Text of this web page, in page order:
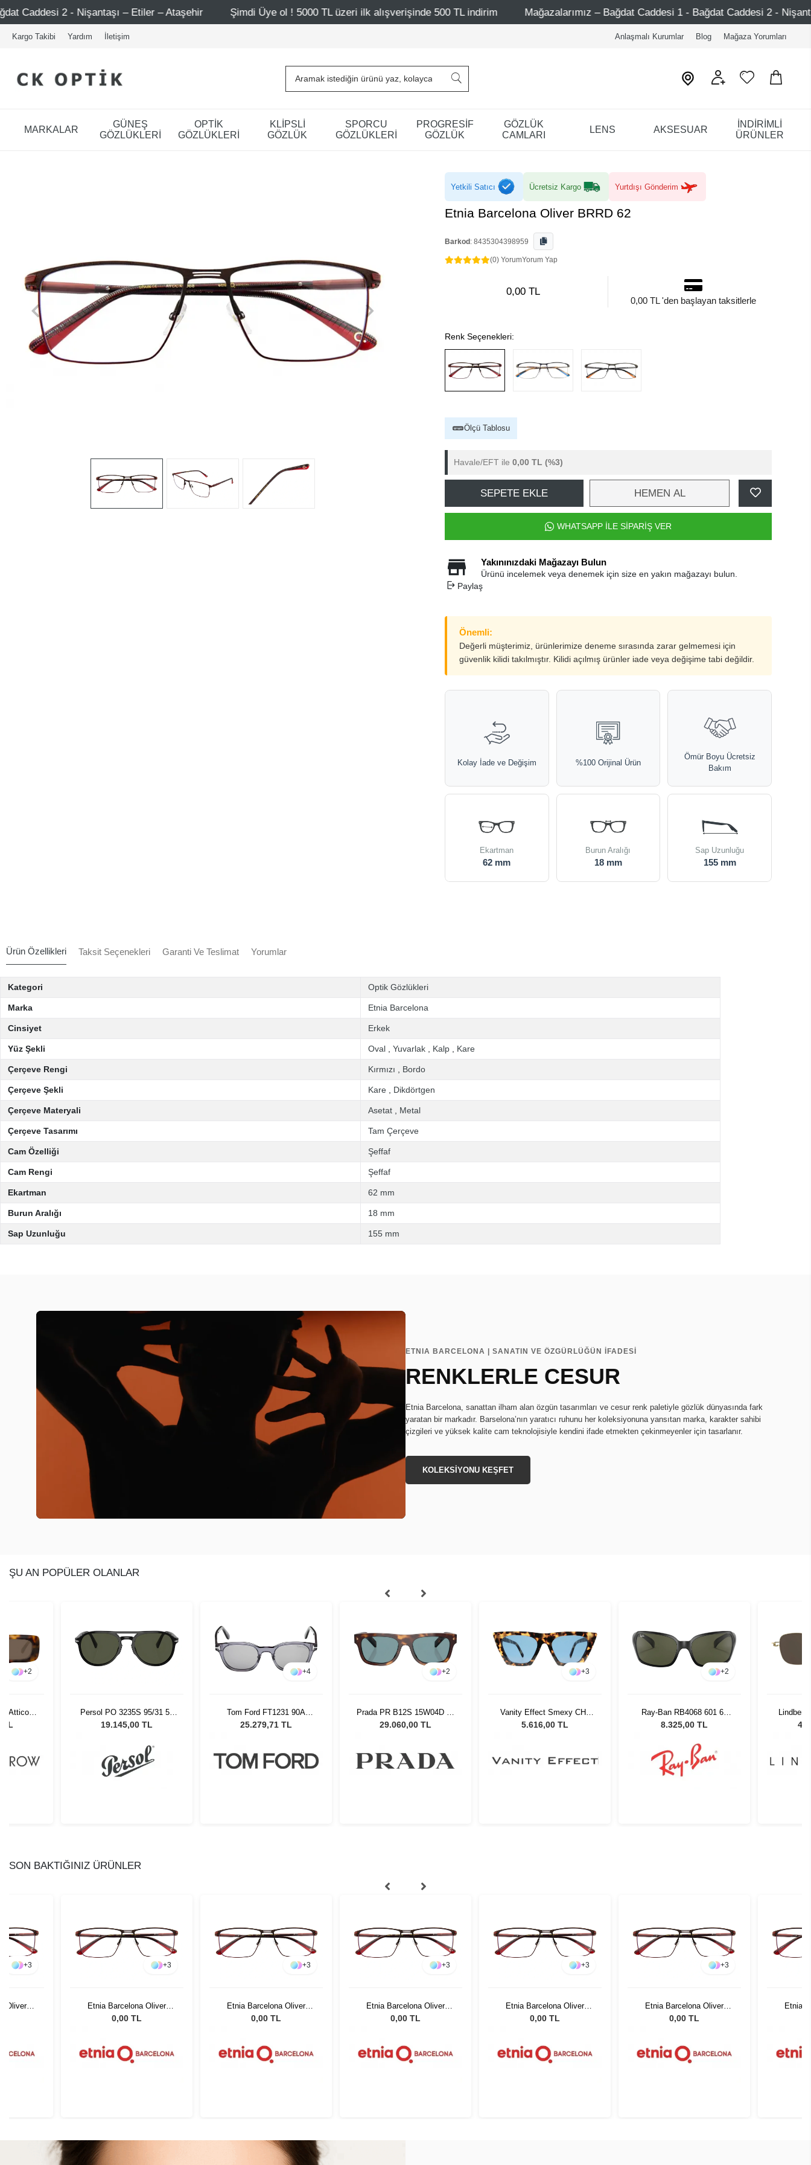
– Etiler – Ataşehir Şimdi Üye ol ! 5000 TL üzeri ilk alışverişinde 500 TL indirim Mağazalarımız – Bağdat Caddesi 1 - Bağdat Caddesi 2 - Nişantaşı – Etiler –
Kargo Takibi Yardım İletişim Anlaşmalı Kurumlar Blog Mağaza Yorumları
MARKALAR
GÜNEŞ
GÖZLÜKLERİ
OPTİK
GÖZLÜKLERİ
KLİPSLİ
GÖZLÜK
SPORCU
GÖZLÜKLERİ
PROGRESİF
GÖZLÜK
GÖZLÜK
CAMLARI
LENS AKSESUAR
İNDİRİMLİ
ÜRÜNLER
Yetkili Satıcı Ücretsiz Kargo Yurtdışı Gönderim
Etnia Barcelona Oliver BRRD 62
Barkod : 8435304398959
(0) YorumYorum Yap
0,00 TL
0,00 TL 'den başlayan taksitlerle
Renk Seçenekleri:
Ölçü Tablosu
Havale/EFT ile 0,00 TL (%3)
SEPETE EKLE HEMEN AL
WHATSAPP İLE SİPARİŞ VER
Yakınınızdaki Mağazayı Bulun
Ürünü incelemek veya denemek için size en yakın mağazayı bulun.
Paylaş
Önemli:
Değerli müşterimiz, ürünlerimize deneme sırasında zarar gelmemesi için
güvenlik kilidi takılmıştır. Kilidi açılmış ürünler iade veya değişime tabi değildir.
Kolay İade ve Değişim %100 Orijinal Ürün
Ömür Boyu Ücretsiz
Bakım
Ekartman
62 mm
Burun Aralığı
18 mm
Sap Uzunluğu
155 mm
Ürün Özellikleri Taksit Seçenekleri Garanti Ve Teslimat Yorumlar
Kategori Optik Gözlükleri
Marka Etnia Barcelona
Cinsiyet Erkek
Yüz Şekli Oval Yuvarlak Kalp Kare
Çerçeve Rengi Kırmızı Bordo
Çerçeve Şekli Kare Dikdörtgen
Çerçeve Materyali Asetat Metal
Çerçeve Tasarımı Tam Çerçeve
Cam Özelliği Şeffaf
Cam Rengi Şeffaf
Ekartman 62 mm
Burun Aralığı 18 mm
Sap Uzunluğu 155 mm
ETNIA BARCELONA | SANATIN VE ÖZGÜRLÜĞÜN İFADESİ
RENKLERLE CESUR
Etnia Barcelona, sanattan ilham alan özgün tasarımları ve cesur renk paletiyle gözlük dünyasında fark
yaratan bir markadır. Barselona’nın yaratıcı ruhunu her koleksiyonuna yansıtan marka, karakter sahibi
çizgileri ve yüksek kalite cam teknolojisiyle kendini ifade etmekten çekinmeyenler için tasarlanır.
KOLEKSİYONU KEŞFET
ŞU AN POPÜLER OLANLAR
+2
Attico
Gold-
TL
Persol PO 3235S 95/31 55
Unisex Güneş Gözlüğü
19.145,00 TL
+4
Tom Ford FT1231 90A
Unisex Güneş Gözlüğü
25.279,71 TL
+2
Prada PR B12S 15W04D 55
Unisex Güneş Gözlüğü
29.060,00 TL
+3
Vanity Effect Smexy CH1
Kadın Güneş Gözlüğü
5.616,00 TL
+2
Ray-Ban RB4068 601 60
Kadın Güneş Gözlüğü
8.325,00 TL
Lindberg
145W
SON BAKTIĞINIZ ÜRÜNLER
+3
Oliver
+3
Etnia Barcelona Oliver
BRRD 62
0,00 TL
+3
Etnia Barcelona Oliver
BRRD 62
0,00 TL
+3
Etnia Barcelona Oliver
BRRD 62
0,00 TL
+3
Etnia Barcelona Oliver
BRRD 62
0,00 TL
+3
Etnia Barcelona Oliver
BRRD 62
0,00 TL
Etnia